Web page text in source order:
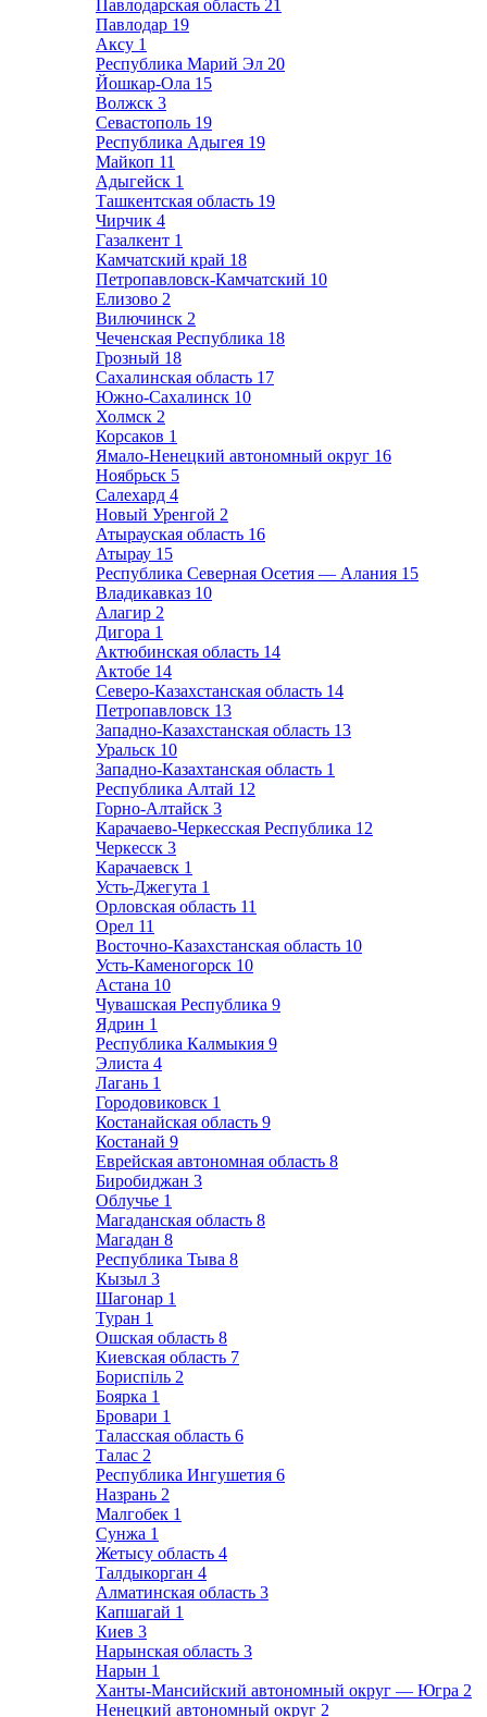
Павлодарская область 21
Павлодар 19
Аксу 1
Республика Марий Эл 20
Йошкар-Ола 15
Волжск 3
Севастополь 19
Республика Адыгея 19
Майкоп 11
Адыгейск 1
Ташкентская область 19
Чирчик 4
Газалкент 1
Камчатский край 18
Петропавловск-Камчатский 10
Елизово 2
Вилючинск 2
Чеченская Республика 18
Грозный 18
Сахалинская область 17
Южно-Сахалинск 10
Холмск 2
Корсаков 1
Ямало-Ненецкий автономный округ 16
Ноябрьск 5
Салехард 4
Новый Уренгой 2
Атырауская область 16
Атырау 15
Республика Северная Осетия — Алания 15
Владикавказ 10
Алагир 2
Дигора 1
Актюбинская область 14
Актобе 14
Северо-Казахстанская область 14
Петропавловск 13
Западно-Казахстанская область 13
Уральск 10
Западно-Казахтанская область 1
Республика Алтай 12
Горно-Алтайск 3
Карачаево-Черкесская Республика 12
Черкесск 3
Карачаевск 1
Усть-Джегута 1
Орловская область 11
Орел 11
Восточно-Казахстанская область 10
Усть-Каменогорск 10
Астана 10
Чувашская Республика 9
Ядрин 1
Республика Калмыкия 9
Элиста 4
Лагань 1
Городовиковск 1
Костанайская область 9
Костанай 9
Еврейская автономная область 8
Биробиджан 3
Облучье 1
Магаданская область 8
Магадан 8
Республика Тыва 8
Кызыл 3
Шагонар 1
Туран 1
Ошская область 8
Киевская область 7
Бориспіль 2
Боярка 1
Бровари 1
Таласская область 6
Талас 2
Республика Ингушетия 6
Назрань 2
Малгобек 1
Сунжа 1
Жетысу область 4
Талдыкорган 4
Алматинская область 3
Капшагай 1
Киев 3
Нарынская область 3
Нарын 1
Ханты-Мансийский автономный округ — Югра 2
Ненецкий автономный округ 2